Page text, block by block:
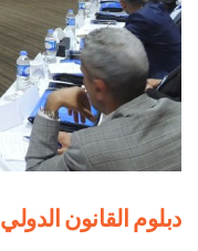
دبلوم القانون